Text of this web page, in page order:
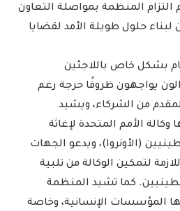
التزام المنظمة بمواصلة التعاون
لبناء حلول طويلة الأمد لقضايا
بشكل خاص باللاجئين
يواجهون ظروفًا حرجة رغم
من الشركاء، ويشيد
وكالة الأمم المتحدة لإغاثة
(الأونروا)، ويدعو الجهات
لتمكين الوكالة من تلبية
كما تشيد المنظمة
المؤسسات الإنسانية، وخاصة